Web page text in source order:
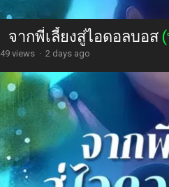
จากพี่เลี้ยงสู่ไอดอลบอส
49 views · 2 days ago